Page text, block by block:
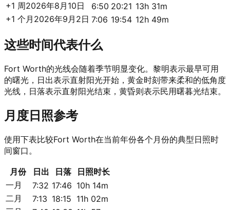
+1 周2026年8月10日 6:50 20:21 13h 31m
+1 个月 2026年9月2日 7:06 19:54 12h 49m
这些时间代表什么
Fort Worth的光线会随着季节明显变化。黎明表示最早可用
的曙光，日出表示直射阳光开始，黄金时刻带来柔和的低角度
光线，日落表示直射阳光结束，黄昏则表示民用曙暮光结束。
月度日照参考
使用下表比较Fort Worth在当前年份各个月份的典型日照时
间窗口。
月份 日出 日落
日照时长
一月
7:32 17:46 10h 14m
二月
7:13 18:15 11h 02m